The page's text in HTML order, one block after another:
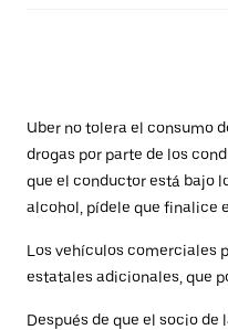
Uber no tolera el consumo
drogas por parte de los
que el conductor está bajo
alcohol, pídele que finalice
Los vehículos comerciales
estatales adicionales, que
Después de que el socio